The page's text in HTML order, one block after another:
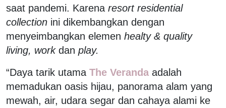
saat pandemi. Karena resort residential
collection ini dikembangkan dengan
menyeimbangkan elemen healty & quality
living, workdan play.
“Daya tarik utama The Veranda adalah
memadukan oasis hijau, panorama alam yang
mewah, air, udara segar dan cahaya alami ke